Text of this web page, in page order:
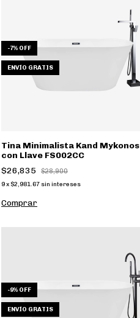
-7% OFF
ENVÍO GRATIS
Tina Minimalista Kand Mykonos
con Llave FS002CC
$26,835
$28,900
9x $2,981.67 sin intereses
Comprar
-9% OFF
ENVÍO GRATIS